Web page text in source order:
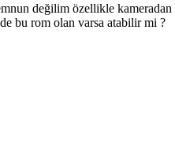
değilim özellikle
bu rom olan varsa atabilir mi ?